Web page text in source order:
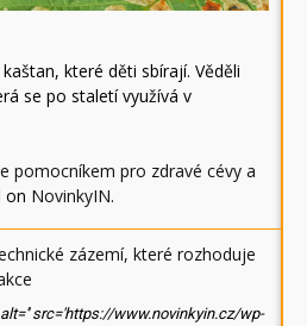
které děti sbírají. Věděli
se po staletí využívá v
pomocníkem pro zdravé cévy a
on NovinkyIN.
zázemí, které rozhoduje
src='https://www.novinkyin.cz/wp-